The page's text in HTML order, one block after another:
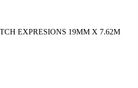
EXPRESIONS 19MM X 7.62M